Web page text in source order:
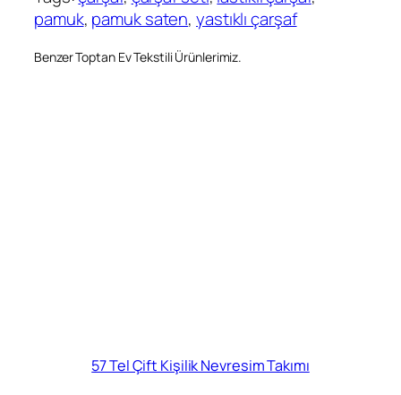
pamuk, pamuk saten, yastıklı çarşaf
Benzer Toptan Ev Tekstili Ürünlerimiz.
57 Tel Çift Kişilik Nevresim Takımı